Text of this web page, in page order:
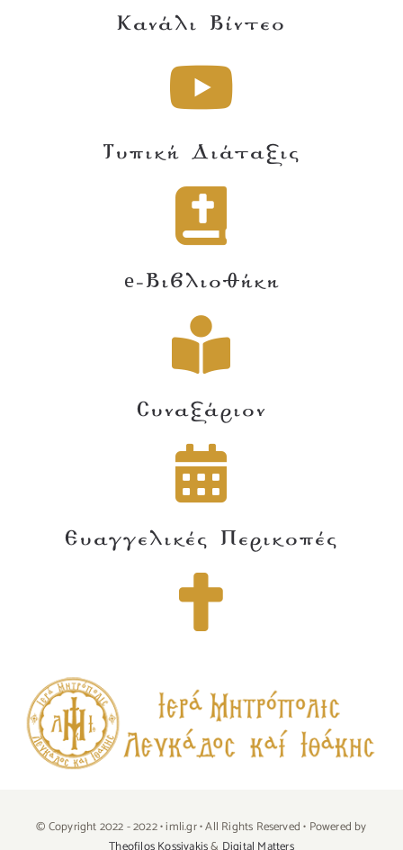
Κανάλι Βίντεο
Τυπική Διάταξις
e-Βιβλιοθήκη
Συναξάριον
Ευαγγελικές Περικοπές
© Copyright 2022 - 2022 • imli.gr • All Rights Reserved • Powered by